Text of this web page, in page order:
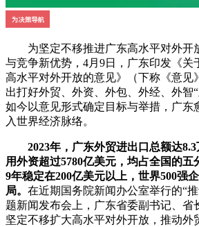
为坚定不移推进广东高水平对外开
与竞争新优势，4月9日，广东印发《关
高水平对外开放的意见》（下称《意见
出打好外贸、外资、外包、外经、外智
如今以意见形式确定目标与举措，广东
入世界经济脉络。
2023年，广东外贸进出口总额达
用外资超过5780亿美元，均占全国的
9年稳定在200亿美元以上，世界500强
局。 在近期国务院新闻办公室举行的“
题新闻发布会上，广东省委副书记、省
坚定不移扩大高水平对外开放，推动外